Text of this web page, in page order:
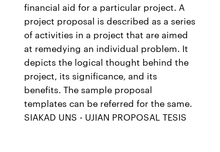
financial aid for a particular project. A
project proposal is described as a series
of activities in a project that are aimed
at remedying an individual problem. It
depicts the logical thought behind the
project, its significance, and its
benefits. The sample proposal
templates can be referred for the same.
SIAKAD UNS - UJIAN PROPOSAL TESIS